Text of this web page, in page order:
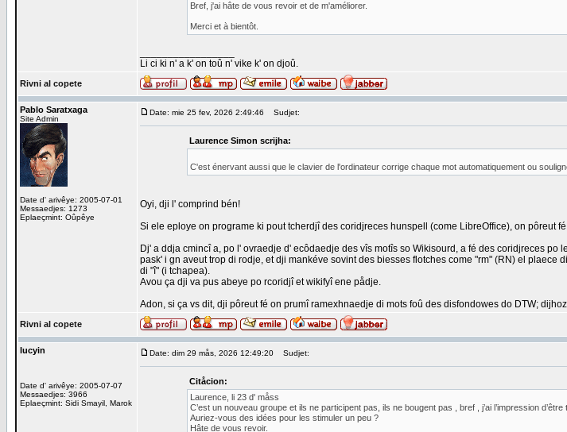
Bref, j'ai hâte de vous revoir et de m'améliorer.
Merci et à bientôt.
Li ci ki n' a k' on toû n' vike k' on djoû.
Rivni al copete
Pablo Saratxaga
Site Admin
Date d' arivêye: 2005-07-01
Messaedjes: 1273
Eplaeçmint: Oûpêye
Date: mie 25 fev, 2026 2:49:46 Sudjet:
Laurence Simon scrijha:
C'est énervant aussi que le clavier de l'ordinateur corrige chaque mot automatiquement ou
Oyi, dji l' comprind bén!
Si ele eploye on programe ki pout tcherdjî des coridjreces hunspell (come LibreOffice), on pôreut
Dj' a ddja cmincî a, po l' ovraedje d' ecôdaedje des vîs motîs so Wikisourd, a fé des coridjreces po
pask' i gn aveut trop di rodje, et dji mankéve sovint des biesses flotches come "rm" (RN) el
di "î" (i tchapea).
Avou ça dji va pus abeye po rcoridjî et wikifyî ene pådje.
Adon, si ça vs dit, dji pôreut fé on prumî ramexhnaedje di mots foû des disfondowes do DTW;
Rivni al copete
lucyin
Date d' arivêye: 2005-07-07
Messaedjes: 3966
Eplaeçmint: Sidi Smayil, Marok
Date: dim 29 mås, 2026 12:49:20 Sudjet:
Citåcion:
Laurence, li 23 d' måss
C’est un nouveau groupe et ils ne participent pas, ils ne bougent pas , bref , j’ai l’impression d’être
Auriez-vous des idées pour les stimuler un peu ?
Hâte de vous revoir.